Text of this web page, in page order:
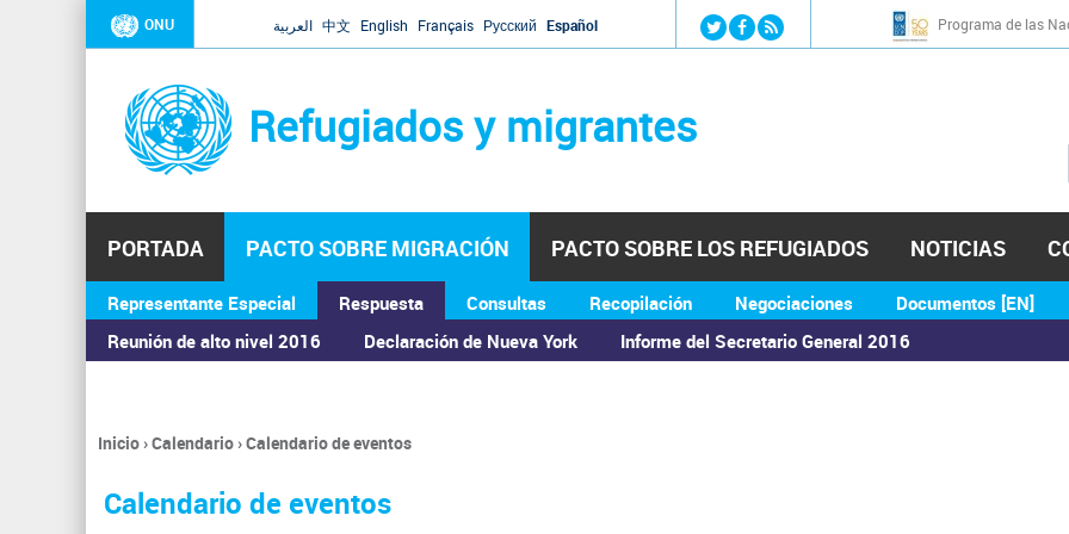
Jump to navigation
ONU العربية 中文 English Français Русский Español Programa de las
Refugiados y migrantes
PORTADA PACTO SOBRE MIGRACIÓN
Representante Especial
Respuesta
Reunión de alto nivel 2016
Declaración de Nueva York Informe del Secretario General 2016
Consultas Recopilación Negociaciones Documentos [EN]
PACTO SOBRE LOS REFUGIADOS NOTICIAS
ASAMBLEA GENERAL
Se
encuentra
usted
Inicio›Calendario›Calendario de eventos
Calendario de eventos